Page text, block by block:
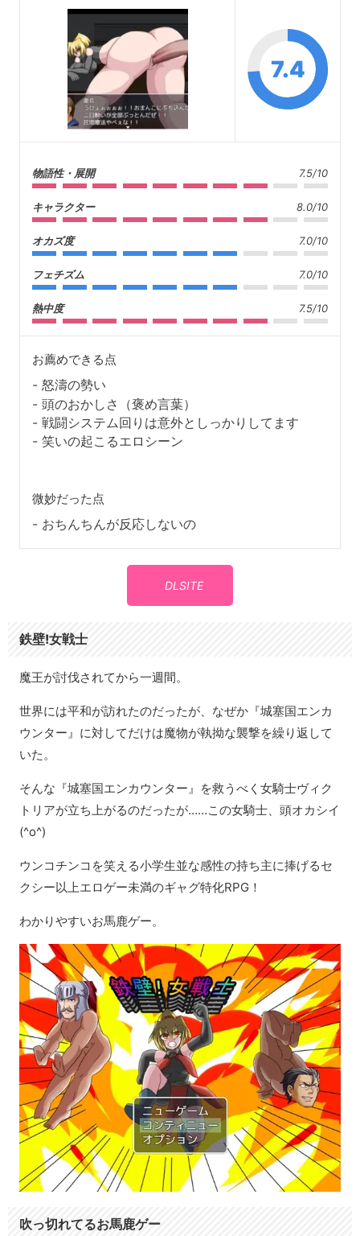
7.4
物語性・展開 7.5/10
キャラクター 8.0/10
オカズ度 7.0/10
フェチズム 7.0/10
熱中度 7.5/10
お薦めできる点
怒濤の勢い
頭のおかしさ（褒め言葉）
戦闘システム回りは意外としっかりしてます
笑いの起こるエロシーン
微妙だった点
おちんちんが反応しないの
DLSITE
鉄壁!女戦士
魔王が討伐されてから一週間。
世界には平和が訪れたのだったが、なぜか『城塞国エンカ
ウンター』に対してだけは魔物が執拗な襲撃を繰り返して
いた。
そんな『城塞国エンカウンター』を救うべく女騎士ヴィク
トリアが立ち上がるのだったが……この女騎士、頭オカシイ
(^o^)
ウンコチンコを笑える小学生並な感性の持ち主に捧げるセ
クシー以上エロゲー未満のギャグ特化RPG！
わかりやすいお馬鹿ゲー。
吹っ切れてるお馬鹿ゲー